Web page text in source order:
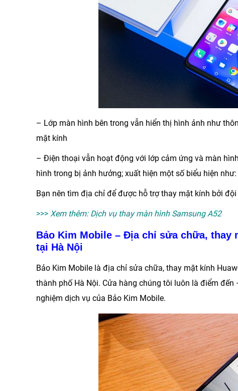
– Lớp màn hình bên trong vẫn hiển thị hình ảnh như
mặt kính
– Điện thoại vẫn hoạt động với lớp cảm ứng và màn
hình trong bị ảnh hưởng; xuất hiện một số biểu hiện như:
Bạn nên tìm địa chỉ để được hỗ trợ thay mặt kính bởi
>>> Xem thêm: Dịch vụ thay màn hình Samsung A52
Bảo Kim Mobile – Địa chỉ sửa chữa, thay
tại Hà Nội
Bảo Kim Mobile là địa chỉ sửa chữa, thay mặt kính
thành phố Hà Nội. Cửa hàng chúng tôi luôn là điểm
nghiệm dịch vụ của Bảo Kim Mobile.